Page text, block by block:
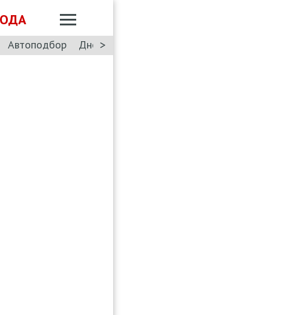
Автоподбор Дневник: Лада Искра
>